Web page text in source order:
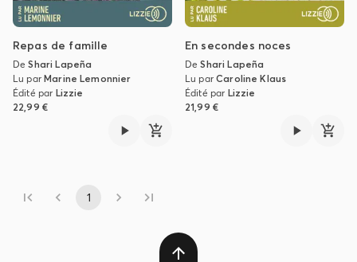
Repas de famille
DeShari Lapeña
Lu parMarine Lemonnier
Édité par Lizzie
22,99 €
En secondes noces
DeShari Lapeña
Lu parCaroline Klaus
Édité par Lizzie
21,99 €
1